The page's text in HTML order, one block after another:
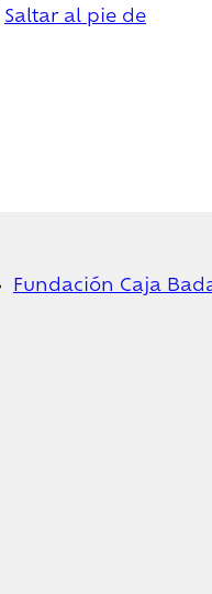
Saltar al pie de
Fundación Caja